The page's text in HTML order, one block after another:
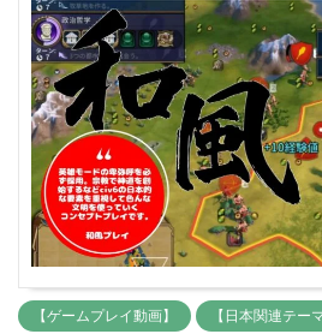
【ゲームプレイ動画】 【日本関連テー